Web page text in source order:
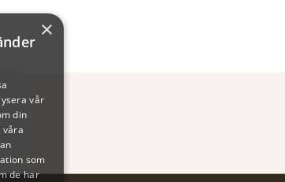
×
vår
din
våra
som
de har